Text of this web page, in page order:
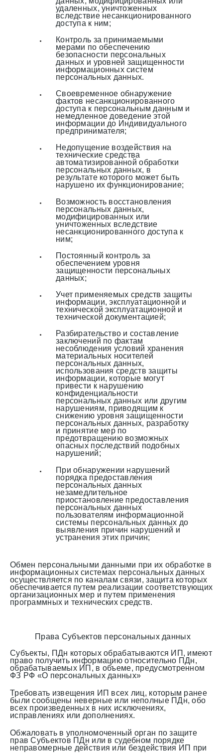
удаленных, уничтоженных
вследствие несанкционированного
доступа к ним;
Контроль за принимаемыми
мерами по обеспечению
безопасности персональных
данных и уровней защищенности
информационных систем
персональных данных.
Своевременное обнаружение
фактов несанкционированного
доступа к персональным данным и
немедленное доведение этой
информации до Индивидуального
предпринимателя;
Недопущение воздействия на
технические средства
автоматизированной обработки
персональных данных, в
результате которого может быть
нарушено их функционирование;
Возможность восстановления
персональных данных,
модифицированных или
уничтоженных вследствие
несанкционированного доступа к
ним;
Постоянный контроль за
обеспечением уровня
защищенности персональных
данных;
Учет применяемых средств защиты
информации, эксплуатационной и
технической эксплуатационной и
технической документацией;
Разбирательство и составление
заключений по фактам
несоблюдения условий хранения
материальных носителей
персональных данных,
использования средств защиты
информации, которые могут
привести к нарушению
конфиденциальности
персональных данных или другим
нарушениям, приводящим к
снижению уровня защищенности
персональных данных, разработку
и принятие мер по
предотвращению возможных
опасных последствий подобных
нарушений;
При обнаружении нарушений
порядка предоставления
персональных данных
незамедлительное
приостановление предоставления
персональных данных
пользователям информационной
системы персональных данных до
выявления причин нарушений и
устранения этих причин;
Обмен персональными данными при их обработке в
информационных системах персональных данных
осуществляется по каналам связи, защита которых
обеспечивается путем реализации соответствующих
организационных мер и путем применения
программных и технических средств.
Права Субъектов персональных данных
Субъекты, ПДн которых обрабатываются ИП, имеют
право получить информацию относительно ПДн,
обрабатываемых ИП, в объеме, предусмотренном
ФЗ РФ «О персональных данных»
Требовать извещения ИП всех лиц, которым ранее
были сообщены неверные или неполные ПДн, обо
всех произведенных в них исключениях,
исправлениях или дополнениях.
Обжаловать в уполномоченный орган по защите
прав Субъектов ПДн или в судебном порядке
неправомерные действия или бездействия ИП при